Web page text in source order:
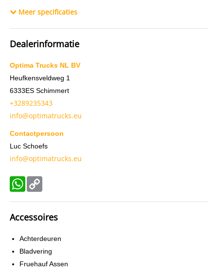
Meer specificaties
Dealerinformatie
Optima Trucks NL BV
Heufkensveldweg 1
6333ES Schimmert
+3289235343
info@optimatrucks.eu
Contactpersoon
Luc Schoefs
info@optimatrucks.eu
WhatsApp
Accessoires
Achterdeuren
Bladvering
Fruehauf Assen